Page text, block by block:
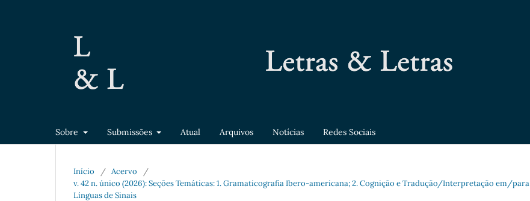
Sobre Submissões Atual Arquivos Notícias Redes Sociais
Início / Acervo
/
v. 42 n. único (2026): Seções Temáticas: 1. Gramaticografia Ibero-americana; 2. Cognição e Tradução/Interpretação em/para
Línguas de Sinais